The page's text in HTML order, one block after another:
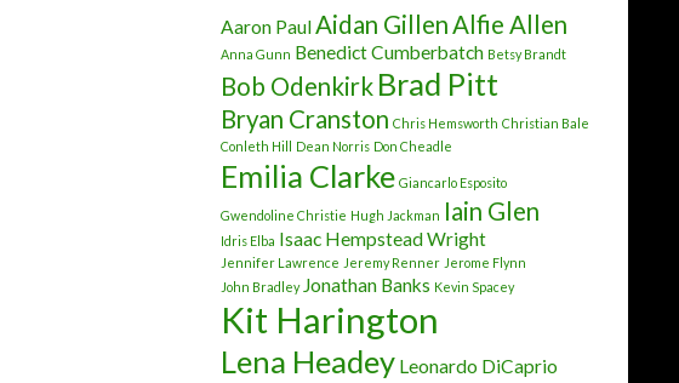
Aaron PaulAidan GillenAlfie Allen
Anna Gunn Benedict Cumberbatch Betsy Brandt
Bob Odenkirk Brad Pitt
Bryan Cranston Chris Hemsworth Christian Bale
Conleth Hill
Dean Norris Don Cheadle
Emilia Clarke Giancarlo Esposito
Gwendoline Christie Hugh Jackman Iain Glen
Idris Elba Isaac Hempstead Wright
Jennifer Lawrence Jeremy Renner Jerome Flynn
John Bradley Jonathan Banks Kevin Spacey
Kit Harington
Lena Headey Leonardo DiCaprio